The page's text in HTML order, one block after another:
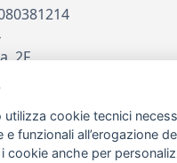
2F
utilizza cookie tecnici
e funzionali all’erogazione
cookie anche per